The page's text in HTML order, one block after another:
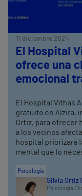
11 diciembre 2024
El Hospital
ofrece una
emocional
El Hospital Vithas
gratuito en Alzira,
Ortiz, para ofrecer
a los vecinos
hospital priorizará
mental que lo
Psicología
Silvia Ortiz
Psicología